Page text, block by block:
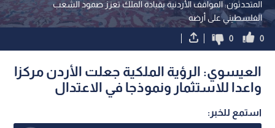
المتحدثون: المواقف الأردنية بقيادة الملك تعزز صمود الشعب
الفلسطيني على أرضه
0
0
العيسوي: الرؤية الملكية جعلت الأردن مركزا
واعدا للاستثمار ونموذجا في الاعتدال
استمع للخبر: